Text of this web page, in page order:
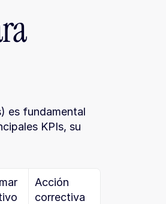
es fundamental
KPIs, su
Acción
correctiva